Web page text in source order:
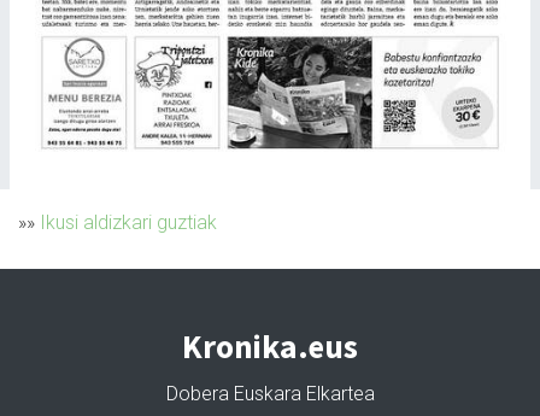
»» Ikusi aldizkari guztiak
Kronika.eus
Dobera Euskara Elkartea